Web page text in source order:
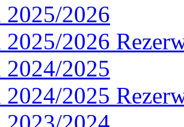
2025/2026
2025/2026
2024/2025
2024/2025